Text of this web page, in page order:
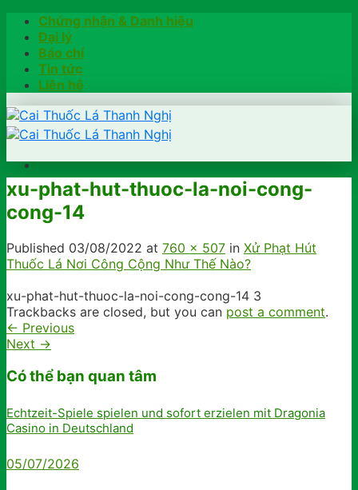
Skip
content
Chứng nhận & Danh hiệu
Đại lý
Báo chí
Tin tức
Liên hệ
Trang chủ
Hướng dẫn
Khách hàng chia sẻ
Kiểm tra chính hãng
Đặt hàng
xu-phat-hut-thuoc-la-noi-cong-
cong-14
Published 03/08/2022 at 760 × 507 in Xử Phạt Hút
Thuốc Lá Nơi Công Cộng Như Thế Nào?
xu-phat-hut-thuoc-la-noi-cong-cong-14 3
Trackbacks are closed, but you can post a comment.
← Previous
Next →
Có thể bạn quan tâm
Echtzeit-Spiele spielen und sofort erzielen mit Dragonia
Casino in Deutschland
05/07/2026